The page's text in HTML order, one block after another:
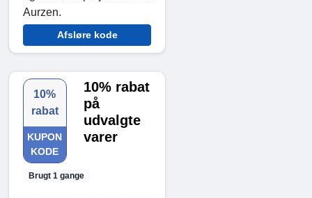
Aurzen.
Afsløre kode
10%
rabat
KUPON
KODE
Brugt 1 gange
10% rabat
på
udvalgte
varer